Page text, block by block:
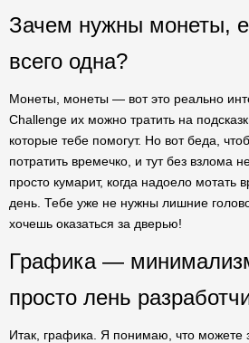
Зачем нужны монеты,
всего одна?
Монеты, монеты — вот это реально
Challenge их можно тратить на
которые тебе помогут. Но вот беда,
потратить времечко, и тут без взлома
просто кумарит, когда надоело мотать
день. Тебе уже не нужны лишние
хочешь оказаться за дверью!
Графика —
просто лень
Итак, графика. Я понимаю, что можете